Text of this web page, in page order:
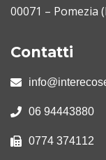
00071 – Pomezia
Contatti
06 94443880
0774 374112